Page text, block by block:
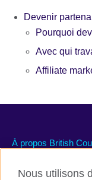
Devenir
Pourquoi
Avec qui
Affiliate
À propos British
Nous utilisons